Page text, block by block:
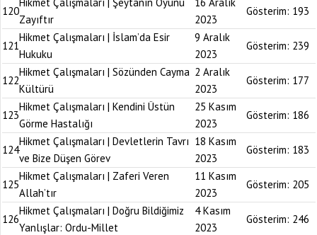
120
Zayıftır
2023
Gösterim: 193
121
Hikmet Çalışmaları | İslam’da Esir
Hukuku
9 Aralık
2023
Gösterim: 239
122
Hikmet Çalışmaları | Sözünden Cayma
Kültürü
2 Aralık
2023
Gösterim: 177
123
Hikmet Çalışmaları | Kendini Üstün
Görme Hastalığı
25 Kasım
2023
Gösterim: 186
124
Hikmet Çalışmaları | Devletlerin Tavrı
ve Bize Düşen Görev
18 Kasım
2023
Gösterim: 183
125
Hikmet Çalışmaları | Zaferi Veren
Allah’tır
11 Kasım
2023
Gösterim: 205
126
Hikmet Çalışmaları | Doğru Bildiğimiz
Yanlışlar: Ordu-Millet
4 Kasım
2023
Gösterim: 246